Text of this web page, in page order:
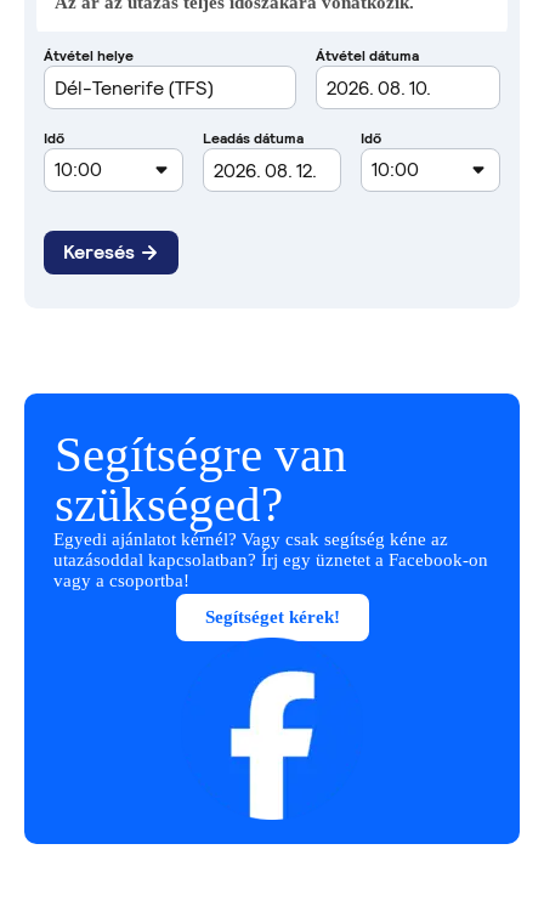
Segítségre van
szükséged?
Egyedi ajánlatot kérnél? Vagy csak segítség kéne az
utazásoddal kapcsolatban? Írj egy üznetet a Facebook-on
vagy a csoportba!
Segítséget kérek!